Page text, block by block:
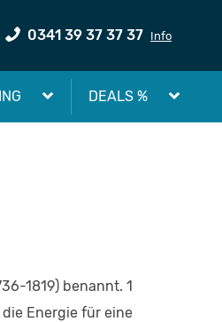
0341 39 37 37 37 Info
DEALS %
1819) benannt. 1
die Energie für eine